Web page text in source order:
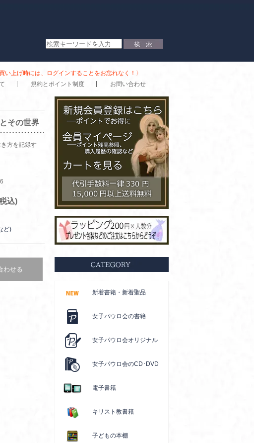
上げ時には、ログインすることをお忘れなく！〉
規約とポイント制度 お問い合わせ
その世界
方を記録す
込)
ど)
わせる
新着書籍・新着聖品
女子パウロ会の書籍
女子パウロ会オリジナル
女子パウロ会のCD･DVD
電子書籍
キリスト教書籍
子どもの本棚